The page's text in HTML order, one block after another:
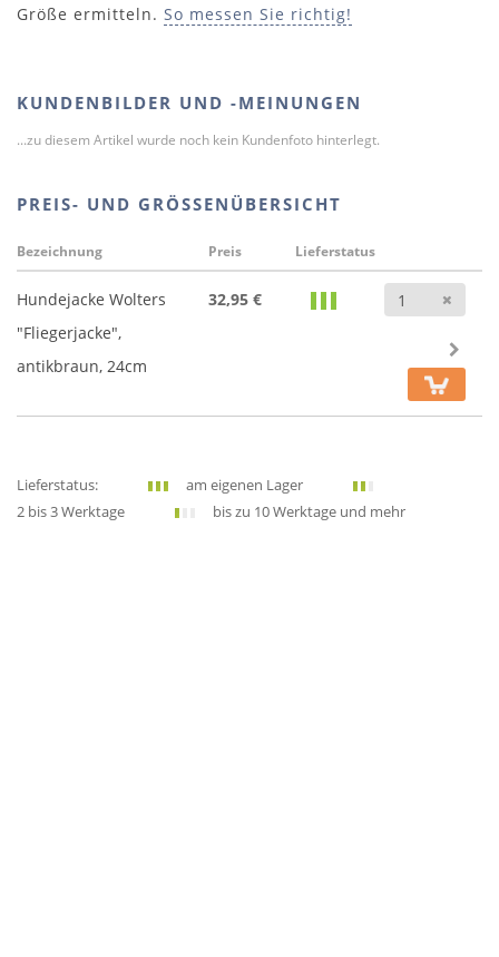
Größe ermitteln. So messen Sie richtig!
KUNDENBILDER UND -MEINUNGEN
...zu diesem Artikel wurde noch kein Kundenfoto hinterlegt.
PREIS- UND GRÖSSENÜBERSICHT
Bezeichnung Preis Lieferstatus
Hundejacke Wolters
"Fliegerjacke",
antikbraun, 24cm
32,95 €
Lieferstatus:
am eigenen Lager
2 bis 3 Werktage
bis zu 10 Werktage und mehr